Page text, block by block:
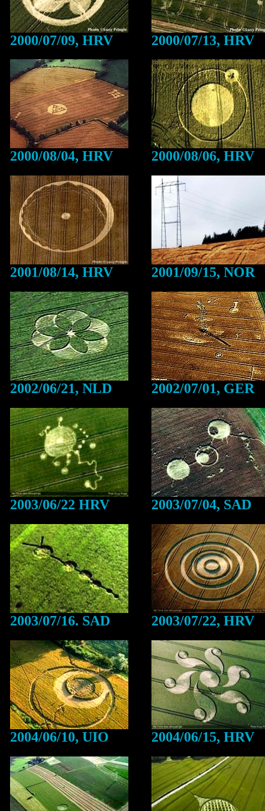
2000/07/09, HRV 2000/07/13, HRV
2000/08/04, HRV 2000/08/06, HRV
2001/08/14, HRV 2001/09/15, NOR
2002/06/21, NLD 2002/07/01, GER
2003/06/22 HRV 2003/07/04, SAD
2003/07/16. SAD 2003/07/22, HRV
2004/06/10, UIO 2004/06/15, HRV